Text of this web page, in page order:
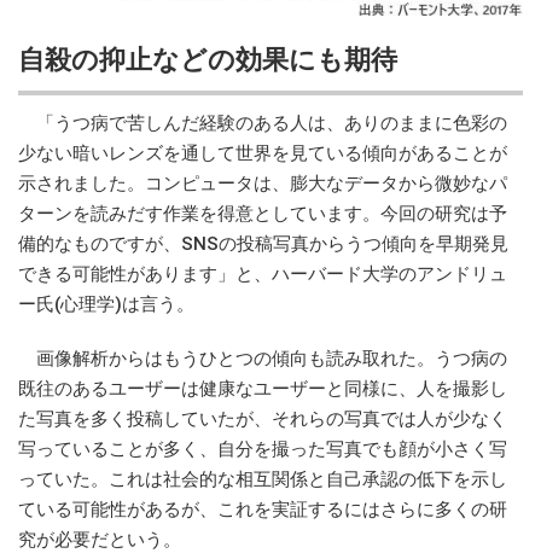
自殺の抑止などの効果にも期待
「うつ病で苦しんだ経験のある人は、ありのままに色彩の
少ない暗いレンズを通して世界を見ている傾向があることが
示されました。コンピュータは、膨大なデータから微妙なパ
ターンを読みだす作業を得意としています。今回の研究は予
備的なものですが、SNSの投稿写真からうつ傾向を早期発見
できる可能性があります」と、ハーバード大学のアンドリュ
ー氏(心理学)は言う。
画像解析からはもうひとつの傾向も読み取れた。うつ病の
既往のあるユーザーは健康なユーザーと同様に、人を撮影し
た写真を多く投稿していたが、それらの写真では人が少なく
写っていることが多く、自分を撮った写真でも顔が小さく写
っていた。これは社会的な相互関係と自己承認の低下を示し
ている可能性があるが、これを実証するにはさらに多くの研
究が必要だという。